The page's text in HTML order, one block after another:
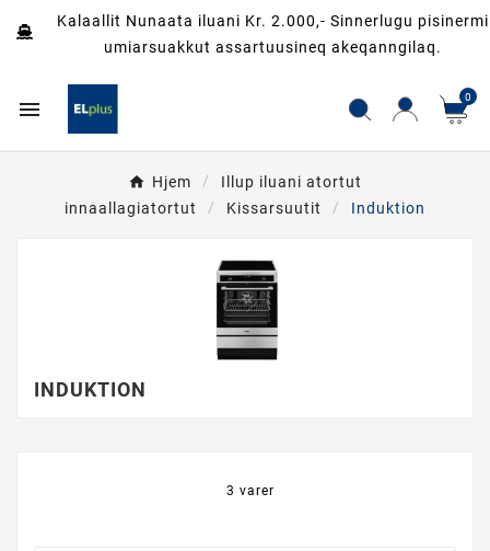
Kalaallit Nunaata iluani Kr. 2.000,- Sinnerlugu pisinermi
umiarsuakkut assartuusineq akeqanngilaq.
 0
Hjem
Illup iluani atortut
innaallagiatortut
Kissarsuutit Induktion
INDUKTION
3 varer